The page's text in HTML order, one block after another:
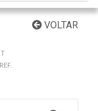
VOLTAR